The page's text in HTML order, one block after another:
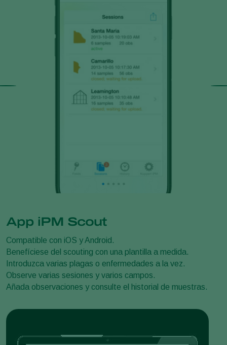
App iPM Scout
Compatible con iOS y Android.
Benefíciese del scouting con una plantilla a medida.
Introduzca varias plagas o enfermedades a la vez.
Observe varias sesiones y varios campos.
Añada observaciones y consulte el historial de muestras.